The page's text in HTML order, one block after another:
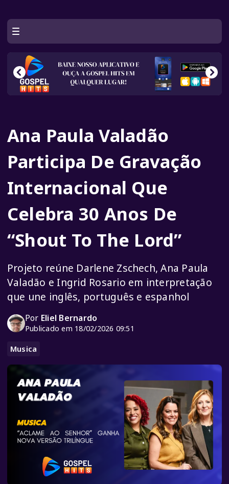
Ana Paula Valadão
Participa De Gravação
Internacional Que
Celebra 30 Anos De
“Shout To The Lord”
Projeto reúne Darlene Zschech, Ana Paula
Valadão e Ingrid Rosario em interpretação
que une inglês, português e espanhol
Por Eliel Bernardo
Publicado em 18/02/2026 09:51
Musica